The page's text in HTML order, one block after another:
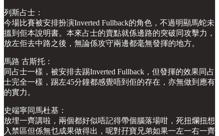
列斯占士：
今場比賽被安排扮演Inverted Fullback的角色，不過明顯馬蛇未
搵到佢本說明書。本來占士的賣點就係邊路的突破同攻擊力，
放左佢去中路之後，無論係攻守兩邊都毫無發揮的地方。
馬路 古斯托：
同占士一樣，被安排去踢Inverted Fullback，但發揮的效果同占
士完全一樣，踢左45分鐘都感覺唔到佢的存在，亦無做到應有
的實力。
史端寧同馬杜基：
放埋一齊講啦，兩個都好似唔記得帶個腦落場咁，死扭爛扭想
入禁區但係無乜成果做得出，呢對孖寶兄弟如果一左一右一齊